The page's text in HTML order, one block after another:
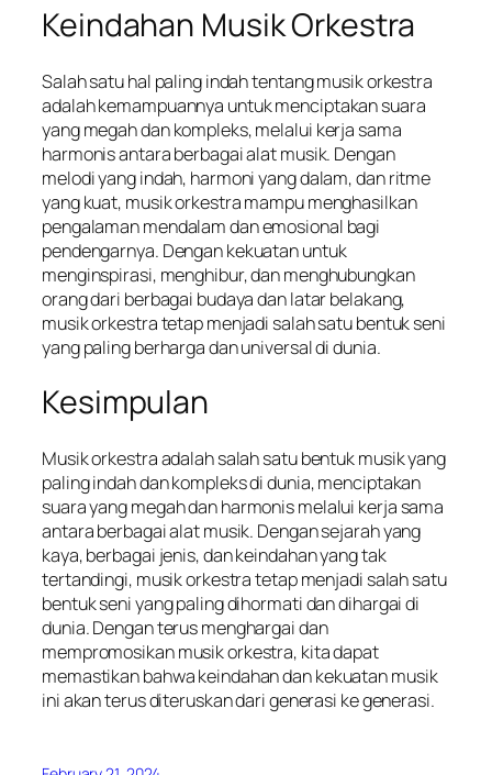
Keindahan Musik Orkestra
Salah satu hal paling indah tentang musik orkestra
adalah kemampuannya untuk menciptakan suara
yang megah dan kompleks, melalui kerja sama
harmonis antara berbagai alat musik. Dengan
melodi yang indah, harmoni yang dalam, dan ritme
yang kuat, musik orkestra mampu menghasilkan
pengalaman mendalam dan emosional bagi
pendengarnya. Dengan kekuatan untuk
menginspirasi, menghibur, dan menghubungkan
orang dari berbagai budaya dan latar belakang,
musik orkestra tetap menjadi salah satu bentuk seni
yang paling berharga dan universal di dunia.
Kesimpulan
Musik orkestra adalah salah satu bentuk musik yang
paling indah dan kompleks di dunia, menciptakan
suara yang megah dan harmonis melalui kerja sama
antara berbagai alat musik. Dengan sejarah yang
kaya, berbagai jenis, dan keindahan yang tak
tertandingi, musik orkestra tetap menjadi salah satu
bentuk seni yang paling dihormati dan dihargai di
dunia. Dengan terus menghargai dan
mempromosikan musik orkestra, kita dapat
memastikan bahwa keindahan dan kekuatan musik
ini akan terus diteruskan dari generasi ke generasi.